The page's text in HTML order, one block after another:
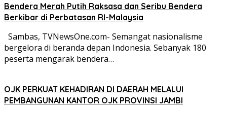
Bendera Merah Putih Raksasa dan Seribu Bendera
Berkibar di Perbatasan RI-Malaysia
Sambas, TVNewsOne.com- Semangat nasionalisme
bergelora di beranda depan Indonesia. Sebanyak 180
peserta mengarak bendera…
OJK PERKUAT KEHADIRAN DI DAERAH MELALUI
PEMBANGUNAN KANTOR OJK PROVINSI JAMBI